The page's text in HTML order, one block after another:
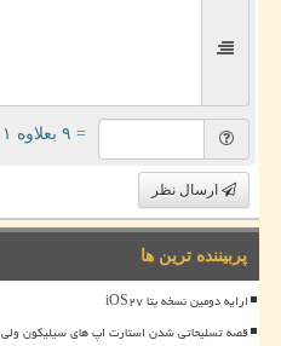
= ۹ بعلاوه ۱
ارسال نظر
پربیننده ترین ها
ارایه دومین نسخه بتا iOS۲۷
قصه تسلیحاتی شدن استارت اپ های سیلیکون ولی